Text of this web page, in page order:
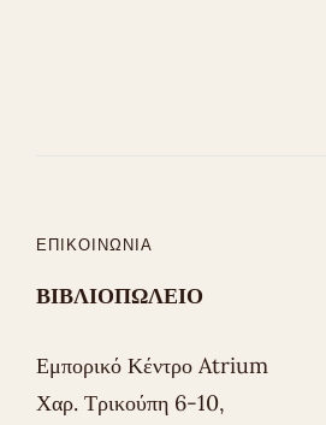
ΕΠΙΚΟΙΝΩΝΊΑ
ΒΙΒΛΙΟΠΩΛΕΙΟ
Εμπορικό Κέντρο Atrium
Χαρ. Τρικούπη 6-10,